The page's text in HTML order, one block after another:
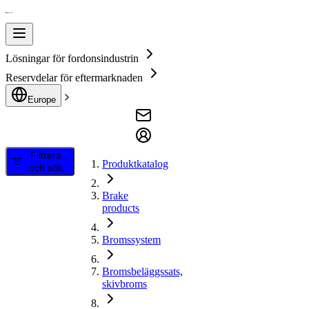
Lösningar för fordonsindustrin
Reservdelar för eftermarknaden
Europe
Filtrera
och sök
Produktkatalog
Brake
products
Bromssystem
Bromsbeläggssats,
skivbroms